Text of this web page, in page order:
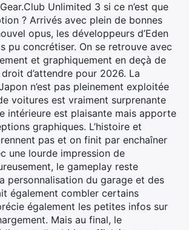
Unlimited 3 si ce n’est que
? Arrivés avec plein de bonnes
opus, les développeurs d’Eden
pu concrétiser. On se retrouve avec
et graphiquement en deçà de
droit d’attendre pour 2026. La
n’est pas pleinement exploitée
voitures est vraiment surprenante
intérieure est plaisante mais apporte
graphiques. L’histoire et
pas et on finit par enchaîner
une lourde impression de
le gameplay reste
personnalisation du garage et des
également combler certains
également les petites infos sur
Mais au final, le